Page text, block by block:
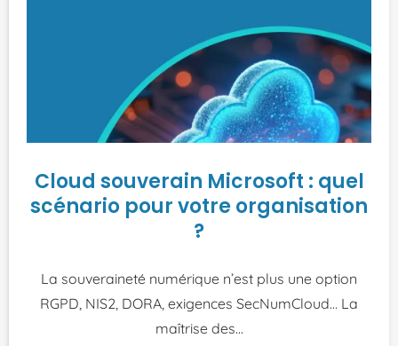
Cloud souverain Microsoft : quel
scénario pour votre organisation
?
La souveraineté numérique n’est plus une option
RGPD, NIS2, DORA, exigences SecNumCloud… La
maîtrise des